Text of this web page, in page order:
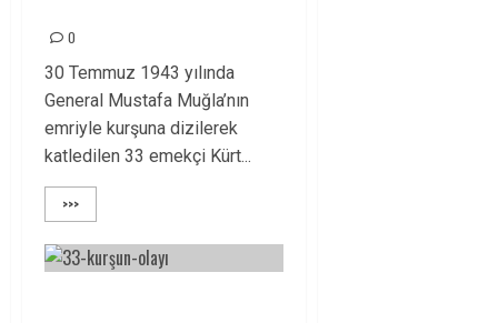
0
30 Temmuz 1943 yılında
General Mustafa Muğla’nın
emriyle kurşuna dizilerek
katledilen 33 emekçi Kürt...
>>>